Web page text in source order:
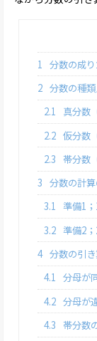
1
分数の成
2 分数の種
2.1
真分数
2.2 仮分数
2.3 帯分数
3 分数の計
3.1 準備1
3.2 準備2
4 分数の引
4.1 分母が
4.2 分母が
4.3 帯分数